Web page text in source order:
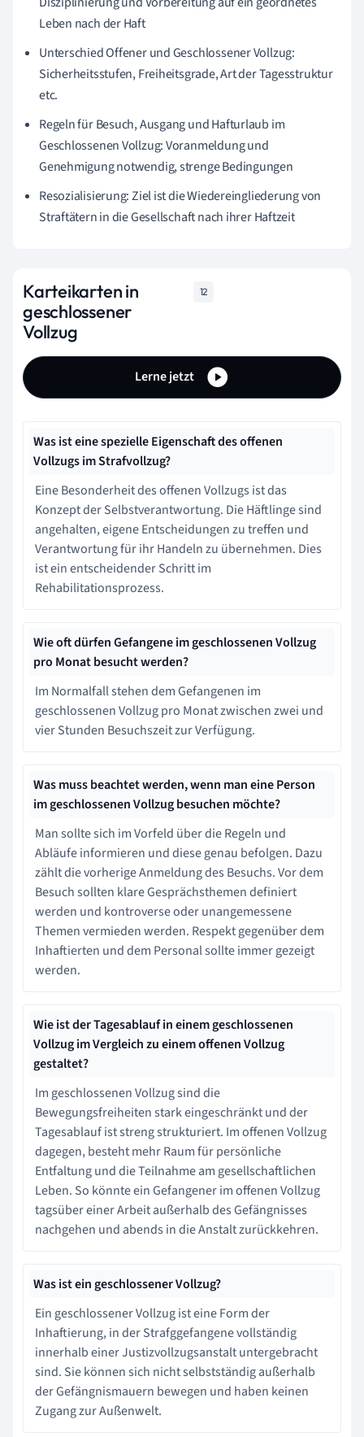
Leben nach der Haft
Unterschied Offener und Geschlossener Vollzug:
Sicherheitsstufen, Freiheitsgrade, Art der Tagesstruktur
etc.
Regeln für Besuch, Ausgang und Hafturlaub im
Geschlossenen Vollzug: Voranmeldung und
Genehmigung notwendig, strenge Bedingungen
Resozialisierung: Ziel ist die Wiedereingliederung von
Straftätern in die Gesellschaft nach ihrer Haftzeit
Karteikarten in
geschlossener
Vollzug
12
Lerne jetzt
Was ist eine spezielle Eigenschaft des offenen
Vollzugs im Strafvollzug?
Eine Besonderheit des offenen Vollzugs ist das
Konzept der Selbstverantwortung. Die Häftlinge sind
angehalten, eigene Entscheidungen zu treffen und
Verantwortung für ihr Handeln zu übernehmen. Dies
ist ein entscheidender Schritt im
Rehabilitationsprozess.
Wie oft dürfen Gefangene im geschlossenen Vollzug
pro Monat besucht werden?
Im Normalfall stehen dem Gefangenen im
geschlossenen Vollzug pro Monat zwischen zwei und
vier Stunden Besuchszeit zur Verfügung.
Was muss beachtet werden, wenn man eine Person
im geschlossenen Vollzug besuchen möchte?
Man sollte sich im Vorfeld über die Regeln und
Abläufe informieren und diese genau befolgen. Dazu
zählt die vorherige Anmeldung des Besuchs. Vor dem
Besuch sollten klare Gesprächsthemen definiert
werden und kontroverse oder unangemessene
Themen vermieden werden. Respekt gegenüber dem
Inhaftierten und dem Personal sollte immer gezeigt
werden.
Wie ist der Tagesablauf in einem geschlossenen
Vollzug im Vergleich zu einem offenen Vollzug
gestaltet?
Im geschlossenen Vollzug sind die
Bewegungsfreiheiten stark eingeschränkt und der
Tagesablauf ist streng strukturiert. Im offenen Vollzug
dagegen, besteht mehr Raum für persönliche
Entfaltung und die Teilnahme am gesellschaftlichen
Leben. So könnte ein Gefangener im offenen Vollzug
tagsüber einer Arbeit außerhalb des Gefängnisses
nachgehen und abends in die Anstalt zurückkehren.
Was ist ein geschlossener Vollzug?
Ein geschlossener Vollzug ist eine Form der
Inhaftierung, in der Strafggefangene vollständig
innerhalb einer Justizvollzugsanstalt untergebracht
sind. Sie können sich nicht selbstständig außerhalb
der Gefängnismauern bewegen und haben keinen
Zugang zur Außenwelt.